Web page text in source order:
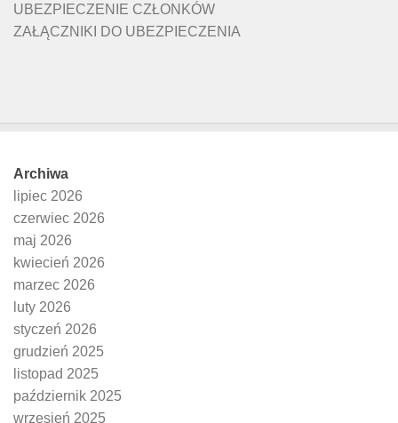
UBEZPIECZENIE CZŁONKÓW
ZAŁĄCZNIKI DO UBEZPIECZENIA
Archiwa
lipiec 2026
czerwiec 2026
maj 2026
kwiecień 2026
marzec 2026
luty 2026
styczeń 2026
grudzień 2025
listopad 2025
październik 2025
wrzesień 2025